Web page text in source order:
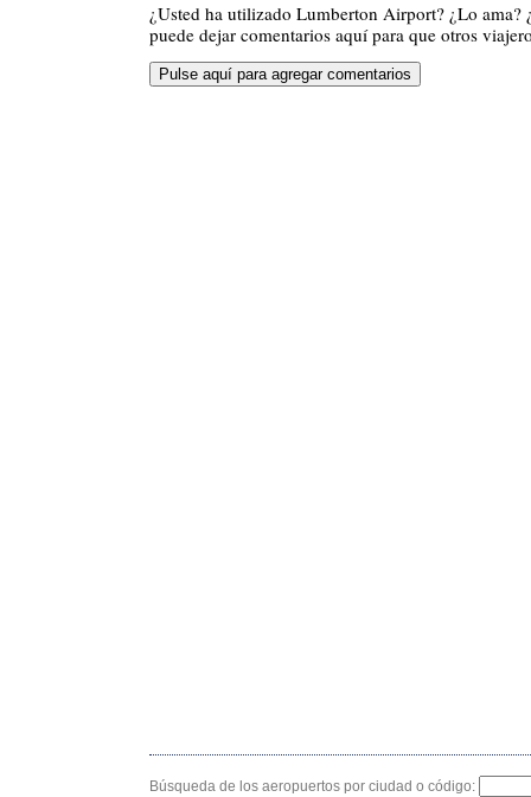
¿Usted ha utilizado Lumberton Airport? ¿Lo ama?
puede dejar comentarios aquí para que otros
Búsqueda de los aeropuertos por ciudad o código: